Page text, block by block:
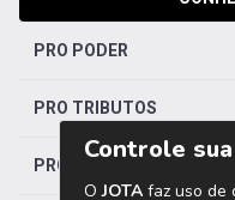
PRO PODER
PRO TRIBUTOS
PRO TRABALHISTA